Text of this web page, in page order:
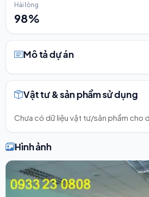
Hài lòng
98%
Mô tả dự án
Vật tư & sản phẩm sử dụng
Chưa có dữ liệu vật tư/sản phẩm cho
Hình ảnh